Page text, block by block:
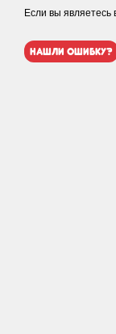
Если вы являетесь
нашли ошибку?